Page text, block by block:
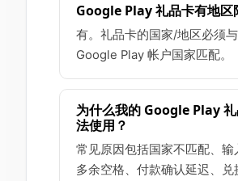
Google Play 礼品卡有地区
有。礼品卡的国家/地区必须
Google Play 帐户国家匹配。
为什么我的 Google Play
法使用？
常见原因包括国家不匹配、输
多余空格、付款确认延迟、兑